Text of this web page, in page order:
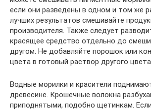
если они разведены в одном и том же
лучших результатов смешивайте
производителя. Также следует
красящее средство отдельно до
другом. Не добавляйте порошок или
цвета в готовый раствор другого
Водные морилки и красители
древесине. Крошечные волокна
приподнятыми, подобно щетинкам.